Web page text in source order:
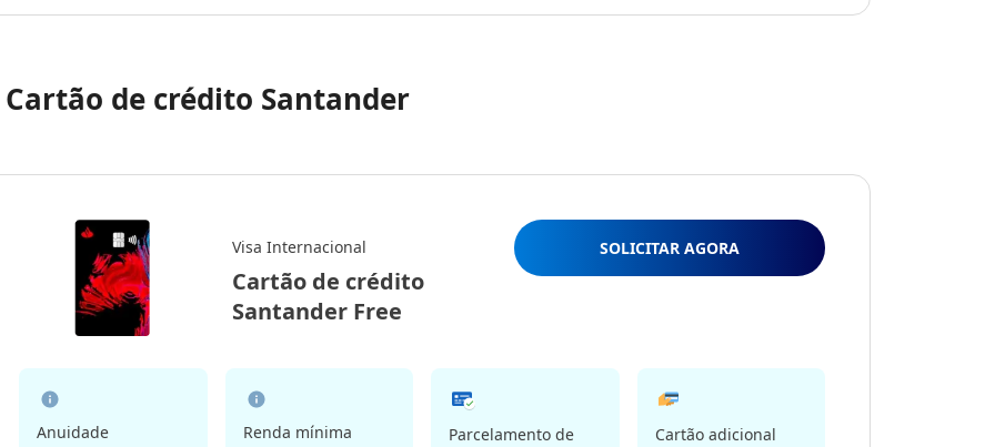
Cartão de crédito Santander
Visa Internacional
Cartão de crédito
Santander Free
SOLICITAR AGORA
Anuidade
Renda mínima
Parcelamento de
Cartão adicional